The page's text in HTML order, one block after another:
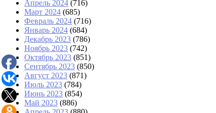
Апрель 2024 (716)
Март 2024 (685)
Февраль 2024 (716)
Январь 2024 (684)
Декабрь 2023 (786)
Ноябрь 2023 (742)
Октябрь 2023 (851)
Сентябрь 2023 (850)
Август 2023 (871)
Июль 2023 (784)
Июнь 2023 (854)
Май 2023 (886)